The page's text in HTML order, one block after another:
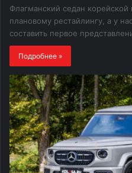
Флагманский седан корейской
плановому рестайлингу, а у
составить первое
Подробнее »